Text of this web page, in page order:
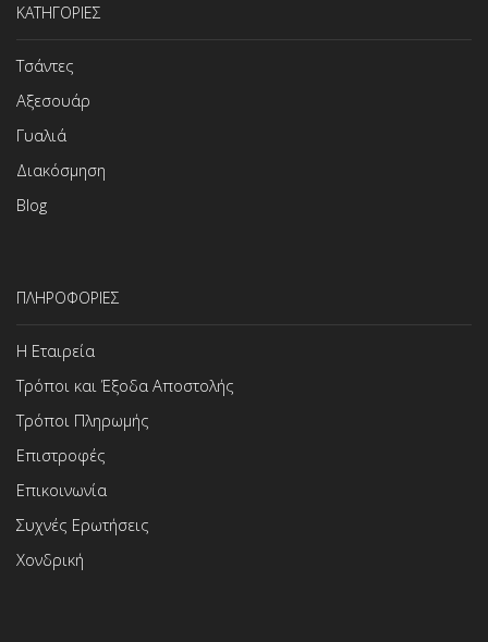
ΚΑΤΗΓΟΡΙΕΣ
Τσάντες
Αξεσουάρ
Γυαλιά
Διακόσμηση
Blog
ΠΛΗΡΟΦΟΡΙΕΣ
Η Εταιρεία
Τρόποι και Έξοδα Αποστολής
Τρόποι Πληρωμής
Επιστροφές
Επικοινωνία
Συχνές Ερωτήσεις
Χονδρική